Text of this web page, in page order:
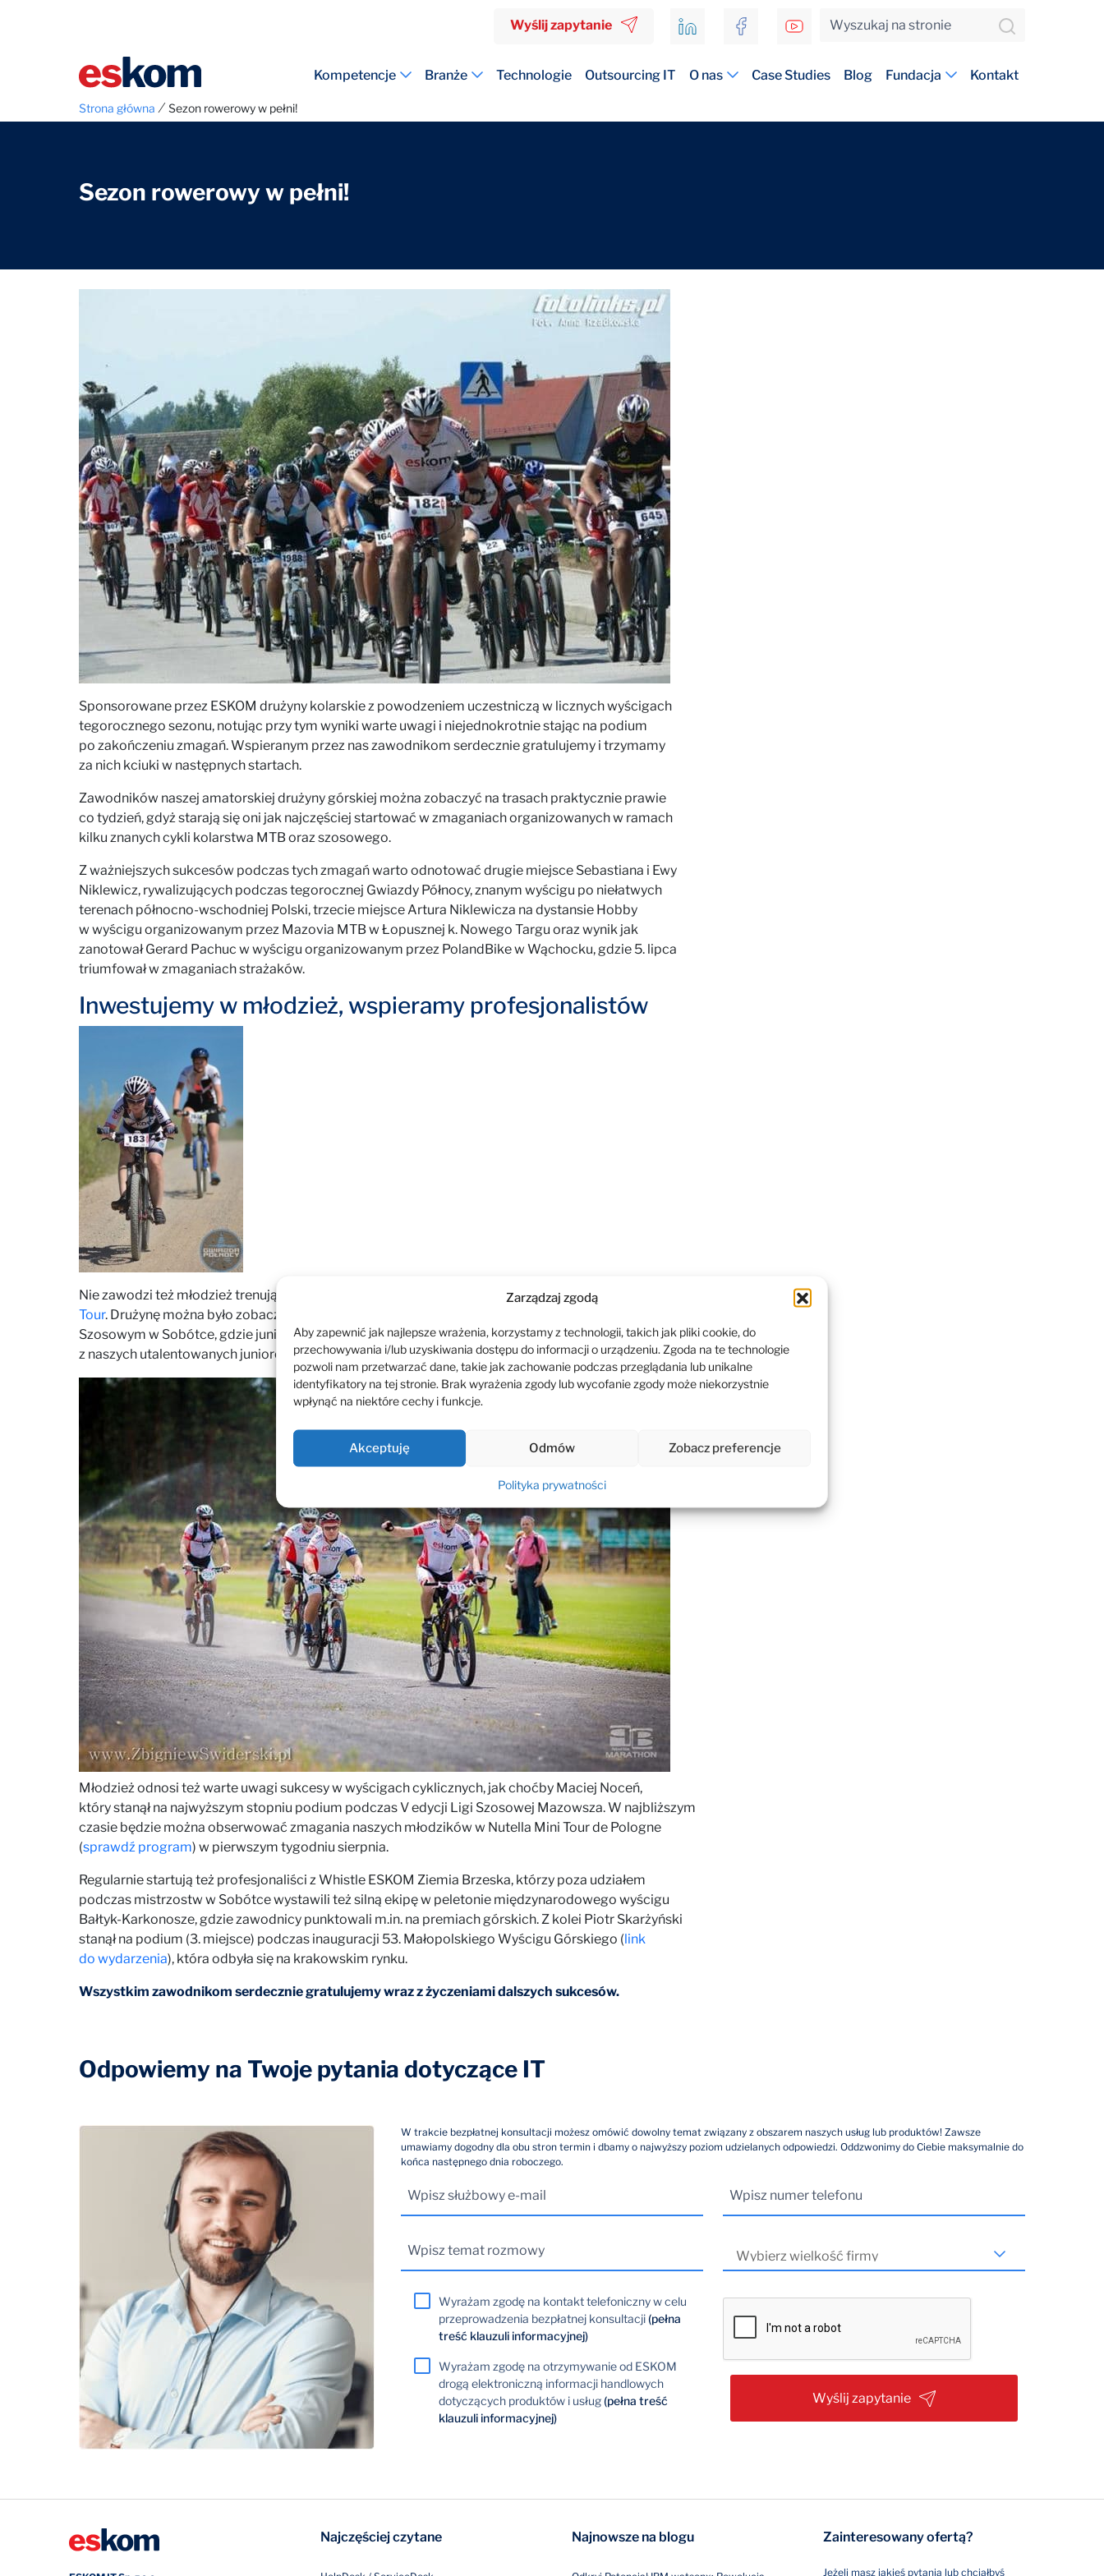
Zarządzaj zgodą
Aby zapewnić jak najlepsze wrażenia, korzystamy z technologii, takich jak pliki cookie, do
przechowywania i/lub uzyskiwania dostępu do informacji o urządzeniu. Zgoda na te technologie
pozwoli nam przetwarzać dane, takie jak zachowanie podczas przeglądania lub unikalne
identyfikatory na tej stronie. Brak wyrażenia zgody lub wycofanie zgody może niekorzystnie
wpłynąć na niektóre cechy i funkcje.
Akceptuję Odmów Zobacz preferencje
Polityka prywatności
Wyślij zapytanie
Kompetencje Branże Technologie Outsourcing IT O nas Case Studies Blog Fundacja Kontakt
Strona główna ⁄Sezon rowerowy w pełni!
Sezon rowerowy w pełni!
Sponsorowane przez ESKOM drużyny kolarskie z powodzeniem uczestniczą w licznych wyścigach
tegorocznego sezonu, notując przy tym wyniki warte uwagi i niejednokrotnie stając na podium
po zakończeniu zmagań. Wspieranym przez nas zawodnikom serdecznie gratulujemy i trzymamy
za nich kciuki w następnych startach.
Zawodników naszej amatorskiej drużyny górskiej można zobaczyć na trasach praktycznie prawie
co tydzień, gdyż starają się oni jak najczęściej startować w zmaganiach organizowanych w ramach
kilku znanych cykli kolarstwa MTB oraz szosowego.
Z ważniejszych sukcesów podczas tych zmagań warto odnotować drugie miejsce Sebastiana i Ewy
Niklewicz, rywalizujących podczas tegorocznej Gwiazdy Północy, znanym wyścigu po niełatwych
terenach północno-wschodniej Polski, trzecie miejsce Artura Niklewicza na dystansie Hobby
w wyścigu organizowanym przez Mazovia MTB w Łopusznej k. Nowego Targu oraz wynik jak
zanotował Gerard Pachuc w wyścigu organizowanym przez PolandBike w Wąchocku, gdzie 5. lipca
triumfował w zmaganiach strażaków.
Inwestujemy w młodzież, wspieramy profesjonalistów
Nie zawodzi też młodzież trenująca i startująca w wyścigach szosowych w drużynieESKOM-BSA Pro
Tour. Drużynę można było zobaczyć m.in. na tegorocznych Mistrzostwach Polski w Kolarstwie
Szosowym w Sobótce, gdzie juniorzy zyskali cenne doświadczenia z imprezy tej rangi, a trzech
z naszych utalentowanych juniorów zakwalifikowało się na ogólnokrajowe igrzyska młodzieżowe.
Młodzież odnosi też warte uwagi sukcesy w wyścigach cyklicznych, jak choćby Maciej Noceń,
który stanął na najwyższym stopniu podium podczas V edycji Ligi Szosowej Mazowsza. W najbliższym
czasie będzie można obserwować zmagania naszych młodzików w Nutella Mini Tour de Pologne
(sprawdź program) w pierwszym tygodniu sierpnia.
Regularnie startują też profesjonaliści z Whistle ESKOM Ziemia Brzeska, którzy poza udziałem
podczas mistrzostw w Sobótce wystawili też silną ekipę w peletonie międzynarodowego wyścigu
Bałtyk-Karkonosze, gdzie zawodnicy punktowali m.in. na premiach górskich. Z kolei Piotr Skarżyński
stanął na podium (3. miejsce) podczas inauguracji 53. Małopolskiego Wyścigu Górskiego (link
do wydarzenia), która odbyła się na krakowskim rynku.
Wszystkim zawodnikom serdecznie gratulujemy wraz z życzeniami dalszych sukcesów.
Odpowiemy na Twoje pytania dotyczące IT
W trakcie bezpłatnej konsultacji możesz omówić dowolny temat związany z obszarem naszych usług lub produktów! Zawsze
umawiamy dogodny dla obu stron termin i dbamy o najwyższy poziom udzielanych odpowiedzi. Oddzwonimy do Ciebie maksymalnie do
końca następnego dnia roboczego.
Wyrażam zgodę na kontakt telefoniczny w celu
przeprowadzenia bezpłatnej konsultacji(pełna
treść klauzuli informacyjnej)
Wyrażam zgodę na otrzymywanie od ESKOM
drogą elektroniczną informacji handlowych
dotyczących produktów i usług(pełna treść
klauzuli informacyjnej)
Wyślij zapytanie
Najczęściej czytane Najnowsze na blogu Zainteresowany ofertą?
Jeżeli masz jakieś pytania lub chciałbyś